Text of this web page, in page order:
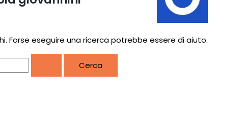
Forse eseguire una ricerca potrebbe essere di aiuto.